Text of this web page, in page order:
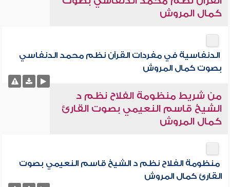
كمال المروش
الدنفاسية في مفردات القرآن نظم محمد الدنفاسي
بصوت كمال المروش
من شريط منظومة الفلاح نظم د
الشيخ قاسم النعيمي بصوت القارئ
كمال المروش
منظومة الفلاح نظم د الشيخ قاسم النعيمي بصوت
القارئ كمال المروش